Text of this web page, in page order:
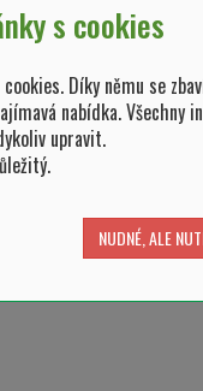
s cookies
Díky němu se
nabídka. Všechny
upravit.
NUDNÉ, ALE